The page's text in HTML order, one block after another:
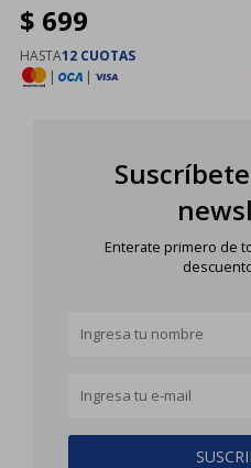
$ 699
HASTA12 CUOTAS
|
|
Enterate primero de